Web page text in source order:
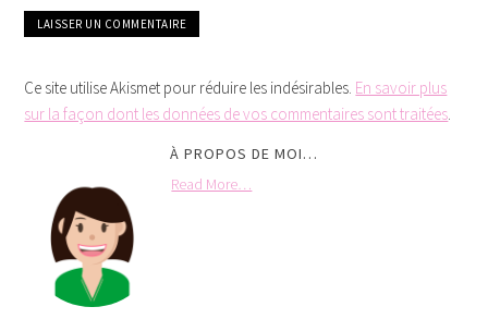
Ce site utilise Akismet pour réduire les indésirables. En savoir plus
sur la façon dont les données de vos commentaires sont traitées.
À PROPOS DE MOI…
Read More…